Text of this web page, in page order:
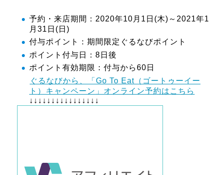
予約・来店期間：2020年10月1日(木)～2021年1
月31日(日)
付与ポイント：期間限定ぐるなびポイント
ポイント付与日：8日後
ポイント有効期限：付与から60日
ぐるなびから、「Go To Eat（ゴートゥーイー
ト）キャンペーン」オンライン予約はこちら
↓↓↓↓↓↓↓↓↓↓↓↓↓↓↓↓